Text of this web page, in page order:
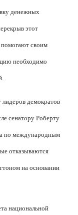
денежных
этот
своим
необходимо
демократов
сенатору Роберту
по международным
отказываются
на основании
национальной